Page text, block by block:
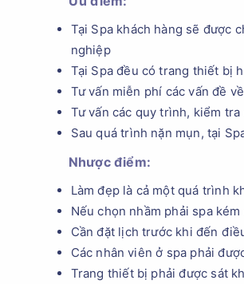
Tại Spa khách hàng sẽ được
nghiệp
Tại Spa đều có trang thiết bị
Tư vấn miễn phí các vấn đề
Tư vấn các quy trình, kiểm
Sau quá trình nặn mụn, tại
Nhược điểm:
Làm đẹp là cả một quá trình
Nếu chọn nhầm phải spa
Cần đặt lịch trước khi đến
Các nhân viên ở spa phải
Trang thiết bị phải được sát